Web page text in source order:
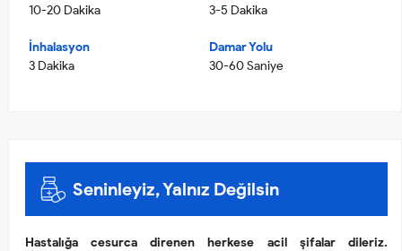
10-20 Dakika
3-5 Dakika
İnhalasyon
3 Dakika
Damar Yolu
30-60 Saniye
Seninleyiz, Yalnız Değilsin
Hastalığa cesurca direnen herkese acil şifalar dileriz.